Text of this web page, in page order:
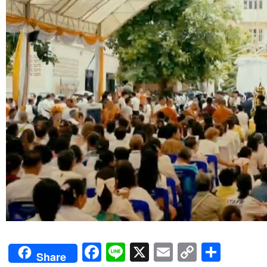
Share Facebook
Line
X Email
Copy